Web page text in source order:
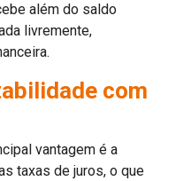
além do saldo
livremente,
com
vantagem é a
taxas de juros, o que